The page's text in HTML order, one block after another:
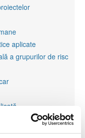
aplicate
a grupurilor de risc